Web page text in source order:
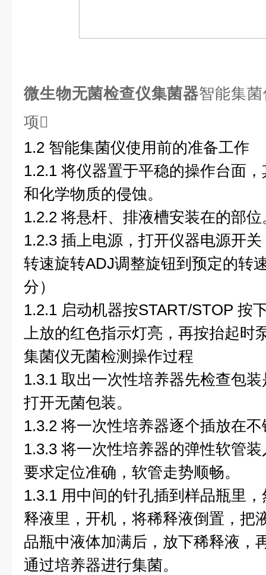
微生物无菌检查仪集菌器智能集
项
1.2 智能集菌仪使用前的准备工作
1.2.1 将仪器置于平稳的操作台面
和化学物质的侵蚀。
1.2.2 将悬杆、排液槽安装在的部位
1.2.3 插上电源，打开仪器电源开
转速旋转ADJ调整旋钮到预定的转
分）
1.2.1 启动机器按START/STOP 按
上放的红色指示灯亮，再按抬起时
集菌仪无菌检测操作过程
1.3.1 取出一次性培养器先检查包
打开无菌包装。
1.3.2 将一次性培养器逐个插放在
1.3.3 将一次性培养器的弹性软管
要求定位准确，软管走势顺畅。
1.3.1 用中间的针孔插到样品瓶里
释液里，开机，将稀释液倒置，把
品瓶中液体加满后，放下稀释液，
通过培养器进行集菌。